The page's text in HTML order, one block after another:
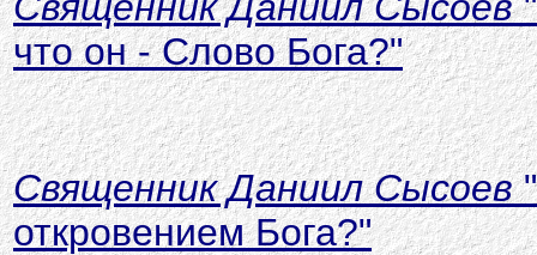
что он - Слово Бога?"
Священник Даниил Сысоев
откровением Бога?"